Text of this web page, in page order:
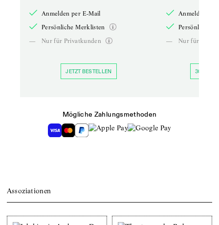
Anmelden per E-Mail
Persönliche Merklisten
—
Nur für Privatkunden
JETZT BESTELLEN
Anmelden
Persönliche
—
Nur für
30 TAGE
Mögliche Zahlungsmethoden
Assoziationen